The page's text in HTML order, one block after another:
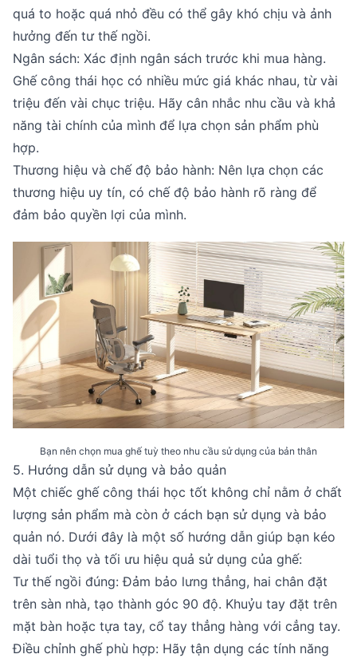
quá to hoặc quá nhỏ đều có thể gây khó chịu và ảnh
hưởng đến tư thế ngồi.
Ngân sách: Xác định ngân sách trước khi mua hàng.
Ghế công thái học có nhiều mức giá khác nhau, từ vài
triệu đến vài chục triệu. Hãy cân nhắc nhu cầu và khả
năng tài chính của mình để lựa chọn sản phẩm phù
hợp.
Thương hiệu và chế độ bảo hành: Nên lựa chọn các
thương hiệu uy tín, có chế độ bảo hành rõ ràng để
đảm bảo quyền lợi của mình.
Bạn nên chọn mua ghế tuỳ theo nhu cầu sử dụng của bản thân
5. Hướng dẫn sử dụng và bảo quản
Một chiếc ghế công thái học tốt không chỉ nằm ở chất
lượng sản phẩm mà còn ở cách bạn sử dụng và bảo
quản nó. Dưới đây là một số hướng dẫn giúp bạn kéo
dài tuổi thọ và tối ưu hiệu quả sử dụng của ghế:
Tư thế ngồi đúng: Đảm bảo lưng thẳng, hai chân đặt
trên sàn nhà, tạo thành góc 90 độ. Khuỷu tay đặt trên
mặt bàn hoặc tựa tay, cổ tay thẳng hàng với cẳng tay.
Điều chỉnh ghế phù hợp: Hãy tận dụng các tính năng